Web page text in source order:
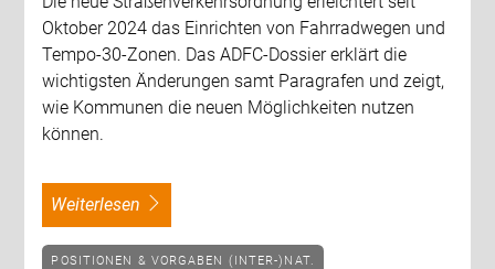
Oktober 2024 das Einrichten von Fahrradwegen und
Tempo-30-Zonen. Das ADFC-Dossier erklärt die
wichtigsten Änderungen samt Paragrafen und zeigt,
wie Kommunen die neuen Möglichkeiten nutzen
können.
weiterlesen
POSITIONEN & VORGABEN (INTER-)NAT.